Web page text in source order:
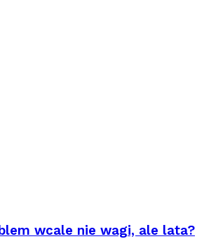
wcale nie wagi, ale lata?